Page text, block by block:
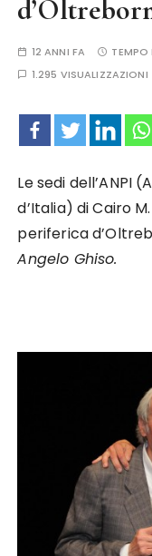
12 ANNI FA TEMPO
1.295 VISUALIZZAZIONI
Le sedi dell’ANPI
d’Italia) di Cairo
periferica
Angelo Ghiso.